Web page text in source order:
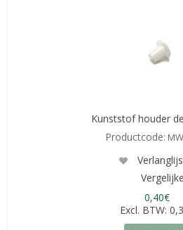
Kunststof houder
Productcode:
0,40€
Excl. BTW: